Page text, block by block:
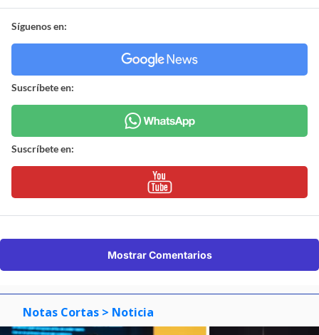
Síguenos en:
Suscríbete en:
Suscríbete en:
Mostrar Comentarios
Notas Cortas > Noticia